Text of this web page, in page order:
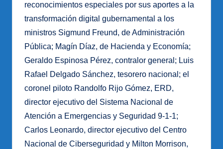
reconocimientos especiales por sus aportes a la
transformación digital gubernamental a los
ministros Sigmund Freund, de Administración
Pública; Magín Díaz, de Hacienda y Economía;
Geraldo Espinosa Pérez, contralor general; Luis
Rafael Delgado Sánchez, tesorero nacional; el
coronel piloto Randolfo Rijo Gómez, ERD,
director ejecutivo del Sistema Nacional de
Atención a Emergencias y Seguridad 9-1-1;
Carlos Leonardo, director ejecutivo del Centro
Nacional de Ciberseguridad y Milton Morrison,